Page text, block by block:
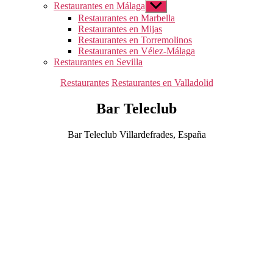
Restaurantes en Málaga Mostrar
el
submenú
Restaurantes en Marbella
Restaurantes en Mijas
Restaurantes en Torremolinos
Restaurantes en Vélez-Málaga
Restaurantes en Sevilla
Categorías
Restaurantes Restaurantes en Valladolid
Bar Teleclub
Bar Teleclub Villardefrades, España